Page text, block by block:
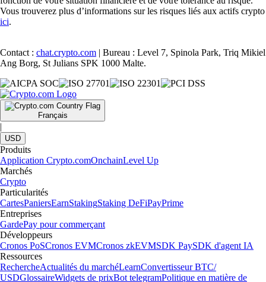
Vous trouverez plus d’informations sur les risques liés aux actifs crypto
ici.
Contact : chat.crypto.com | Bureau : Level 7, Spinola Park, Triq Mikiel
Ang Borg, St Julians SPK 1000 Malte.
Français
|
USD
Produits
Application Crypto.comOnchainLevel Up
Marchés
Crypto
Particularités
CartesPaniersEarnStakingStaking DeFiPayPrime
Entreprises
GardePay pour commerçant
Développeurs
Cronos PoSCronos EVMCronos zkEVMSDK PaySDK d'agent IA
Ressources
RechercheActualités du marchéLearnConvertisseur BTC/
USDGlossaireWidgets de prixBot telegramPolitique en matière de